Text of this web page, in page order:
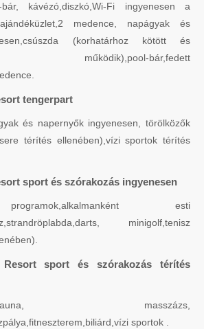
kávézó,diszkó,Wi-Fi ingyenesen a
medence, napágyak és
(korhatárhoz kötött és
működik),pool-bár,fedett
tengerpart
és napernyők ingyenesen, törölközők
térítés ellenében),vízi sportok térítés
sport és szórakozás ingyenesen
esti
minigolf,tenisz
sport és szórakozás térítés
masszázs,
sportok .